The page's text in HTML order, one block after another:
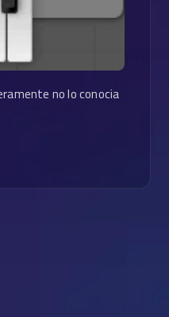
no lo conocia